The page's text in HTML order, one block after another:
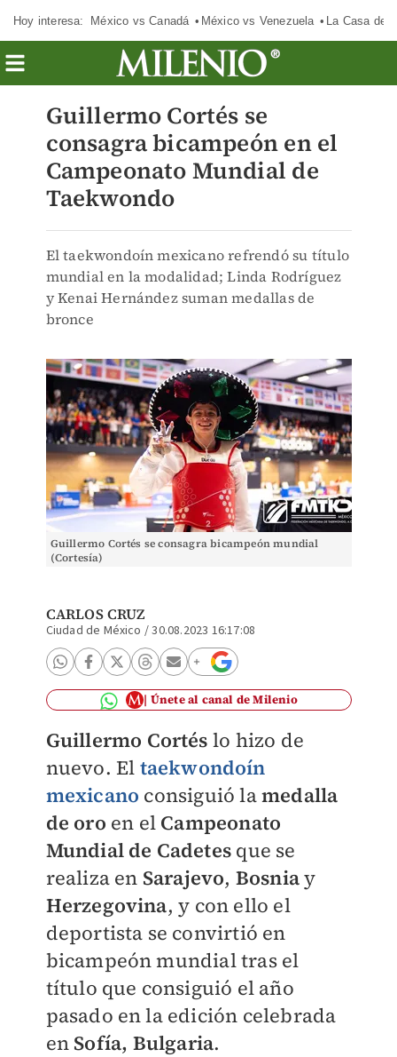
Hoy interesa: México vs Canadá México vs Venezuela La Casa de
Guillermo Cortés se
consagra bicampeón en el
Campeonato Mundial de
Taekwondo
El taekwondoín mexicano refrendó su título
mundial en la modalidad; Linda Rodríguez
y Kenai Hernández suman medallas de
bronce
Guillermo Cortés se consagra bicampeón mundial
(Cortesía)
CARLOS CRUZ
Ciudad de México /30.08.2023 16:17:08
Únete al canal de Milenio
Guillermo Cortés lo hizo de
nuevo. El taekwondoín
mexicano consiguió lamedalla
de oro en el Campeonato
Mundial de Cadetes que se
realiza en Sarajevo, Bosniay
Herzegovina, y con ello el
deportista se convirtió en
bicampeón mundial tras el
título que consiguió el año
pasado en la edición celebrada
en Sofía, Bulgaria.